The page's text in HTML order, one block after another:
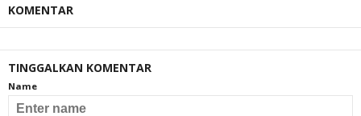
KOMENTAR
TINGGALKAN KOMENTAR
Name